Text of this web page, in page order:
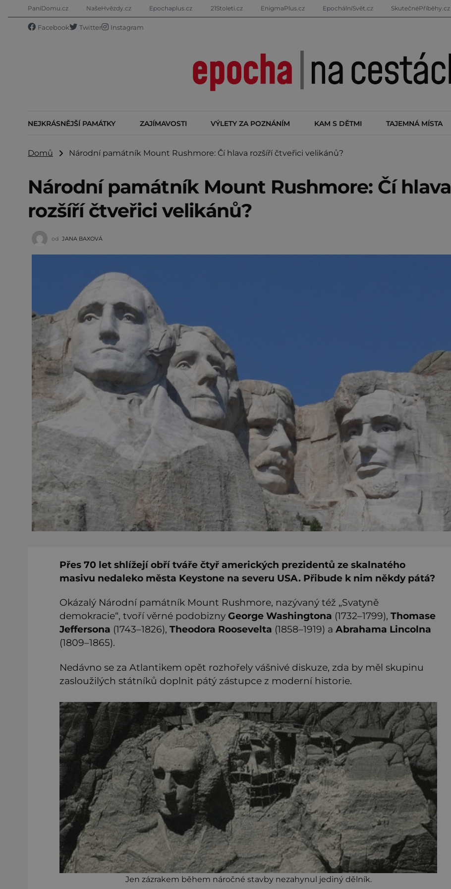
PaníDomu.cz NašeHvězdy.cz Epochaplus.cz 21Stoleti.cz EnigmaPlus.cz EpochálníSvět.cz SkutečnéPříběhy.cz
Facebook Twitter Instagram
NEJKRÁSNĚJŠÍ PAMÁTKY ZAJÍMAVOSTI VÝLETY ZA POZNÁNÍM KAM S DĚTMI TAJEMNÁ MÍSTA
Domů Národní památník Mount Rushmore: Čí hlava rozšíří čtveřici velikánů?
Národní památník Mount Rushmore: Čí hlava
rozšíří čtveřici velikánů?
od JANA BAXOVÁ
Přes 70 let shlížejí obří tváře čtyř amerických prezidentů ze skalnatého
masivu nedaleko města Keystone na severu USA. Přibude k nim někdy pátá?
Okázalý Národní památník Mount Rushmore, nazývaný též „Svatyně
demokracie“, tvoří věrné podobizny George Washingtona (1732–1799), Thomase
Jeffersona (1743–1826), Theodora Roosevelta (1858–1919) a Abrahama Lincolna
(1809–1865).
Nedávno se za Atlantikem opět rozhořely vášnivé diskuze, zda by měl skupinu
zasloužilých státníků doplnit pátý zástupce z moderní historie.
Jen zázrakem během náročné stavby nezahynul jediný dělník.